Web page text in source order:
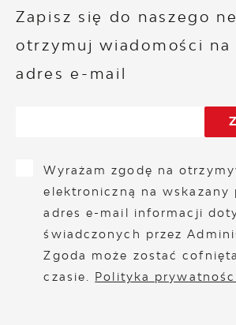
Zapisz się do naszego
otrzymuj wiadomości na
adres e-mail
Wyrażam zgodę na
elektroniczną na wskazany
adres e-mail informacji
świadczonych przez
Zgoda może zostać
czasie. Polityka